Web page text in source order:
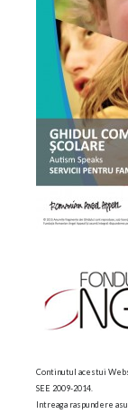
Continutul acestui
SEE 2009-2014.
Intreaga raspundere